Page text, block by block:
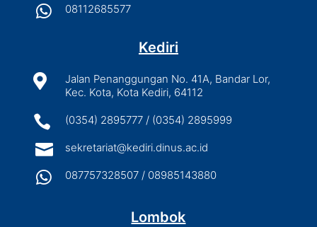
 08112685577
Kediri

Jalan Penanggungan No. 41A, Bandar Lor,
Kec. Kota, Kota Kediri, 64112
 (0354) 2895777 / (0354) 2895999
 sekretariat@kediri.dinus.ac.id
 087757328507 / 08985143880
Lombok